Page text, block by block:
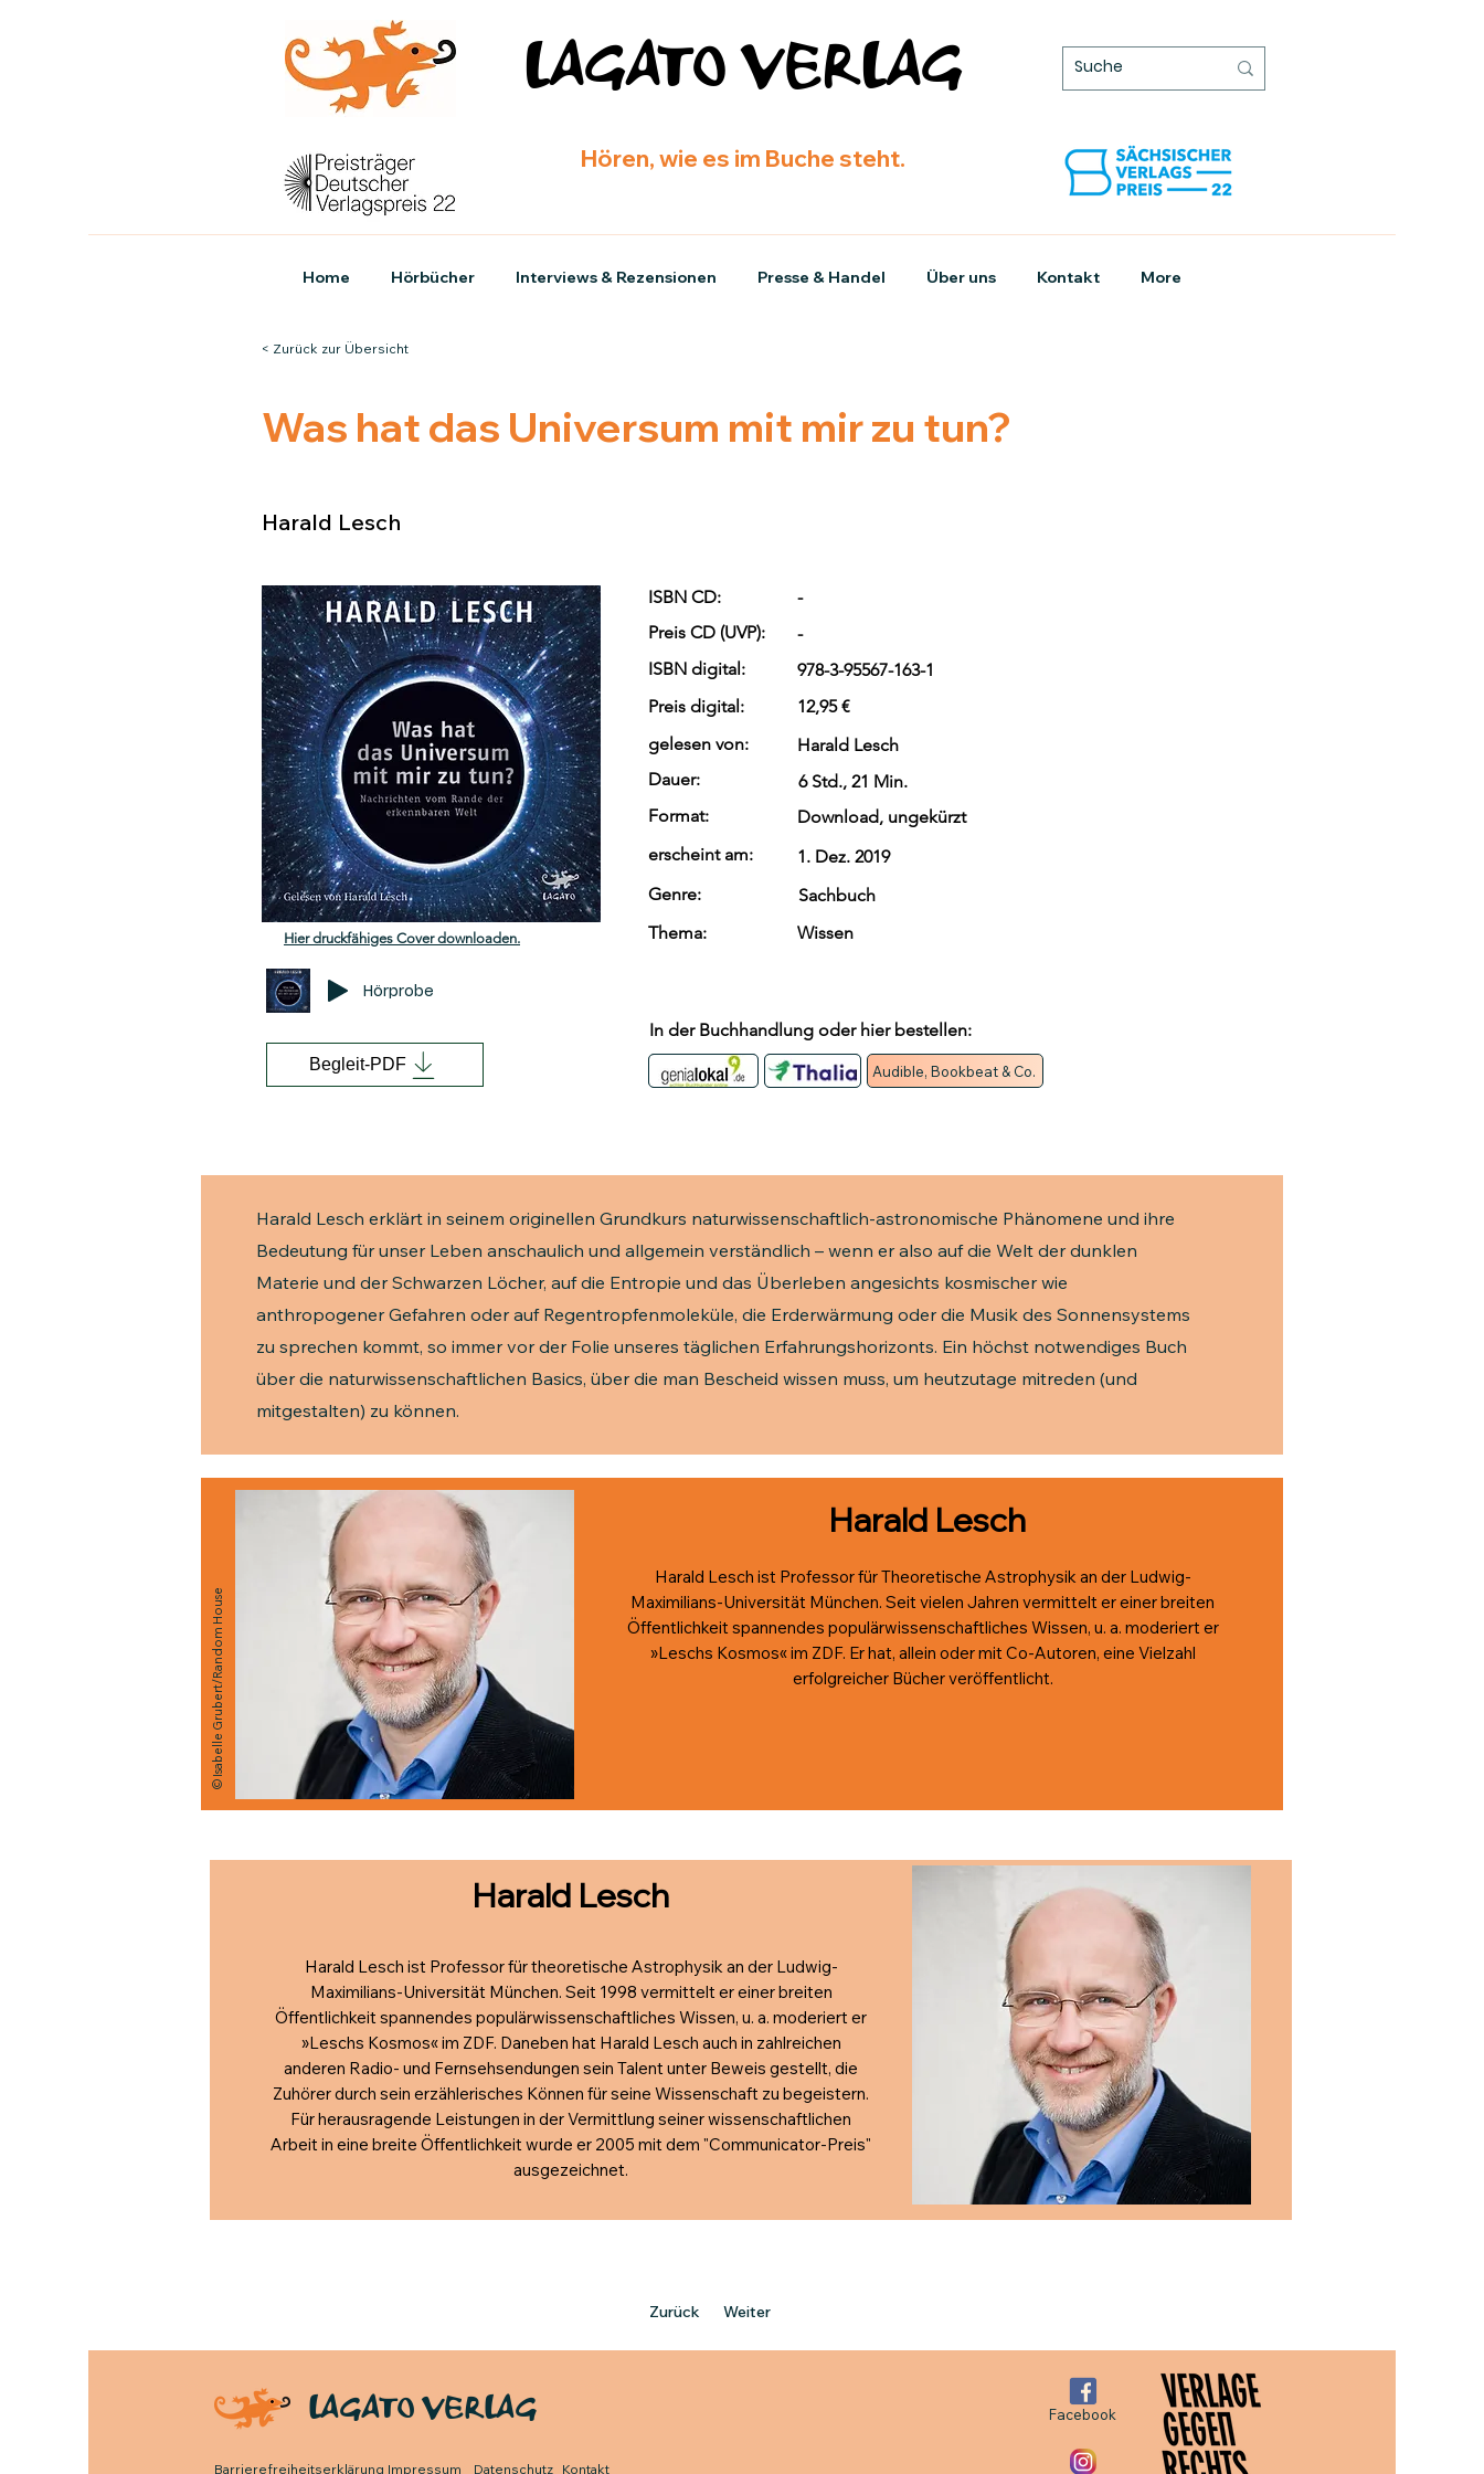
LAGATO VERLAG
Hören, wie es im Buche steht.
< Zurück zur Übersicht
Was hat das Universum mit mir zu tun?
Harald Lesch
Hier druckfähiges Cover downloaden.
ISBN CD:
-
Preis CD (UVP):
-
ISBN digital:
978-3-95567-163-1
Preis digital:
12,95 €
gelesen von:
Harald Lesch
Dauer:
6 Std., 21 Min.
Format:
Download, ungekürzt
erscheint am:
1. Dez. 2019
Genre:
Sachbuch
Thema:
Wissen
Hörprobe
In der Buchhandlung oder hier bestellen:
Begleit-PDF Audible, Bookbeat & Co.
Harald Lesch erklärt in seinem originellen Grundkurs naturwissenschaftlich-astronomische Phänomene und ihre
Bedeutung für unser Leben anschaulich und allgemein verständlich – wenn er also auf die Welt der dunklen
Materie und der Schwarzen Löcher, auf die Entropie und das Überleben angesichts kosmischer wie
anthropogener Gefahren oder auf Regentropfenmoleküle, die Erderwärmung oder die Musik des Sonnensystems
zu sprechen kommt, so immer vor der Folie unseres täglichen Erfahrungshorizonts. Ein höchst notwendiges Buch
über die naturwissenschaftlichen Basics, über die man Bescheid wissen muss, um heutzutage mitreden (und
mitgestalten) zu können.
Harald Lesch
Harald Lesch ist Professor für Theoretische Astrophysik an der Ludwig-
Maximilians-Universität München. Seit vielen Jahren vermittelt er einer breiten
Öffentlichkeit spannendes populärwissenschaftliches Wissen, u. a. moderiert er
»Leschs Kosmos« im ZDF. Er hat, allein oder mit Co-Autoren, eine Vielzahl
erfolgreicher Bücher veröffentlicht.
© Isabelle Grubert/Random House
Harald Lesch
Harald Lesch ist Professor für theoretische Astrophysik an der Ludwig-
Maximilians-Universität München. Seit 1998 vermittelt er einer breiten
Öffentlichkeit spannendes populärwissenschaftliches Wissen, u. a. moderiert er
»Leschs Kosmos« im ZDF. Daneben hat Harald Lesch auch in zahlreichen
anderen Radio- und Fernsehsendungen sein Talent unter Beweis gestellt, die
Zuhörer durch sein erzählerisches Können für seine Wissenschaft zu begeistern.
Für herausragende Leistungen in der Vermittlung seiner wissenschaftlichen
Arbeit in eine breite Öffentlichkeit wurde er 2005 mit dem "Communicator-Preis"
ausgezeichnet.
Weiter
Zurück
Home Hörbücher Interviews & Rezensionen Presse & Handel Über uns Kontakt More
LAGATO VERLAG
Impressum Datenschutz
Barrierefreiheitserklärung Kontakt
Facebook